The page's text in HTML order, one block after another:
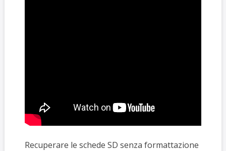
Recuperare le schede SD senza formattazione